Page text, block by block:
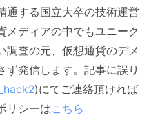
通する国立大卒の技術運営
メディアの中でもユニーク
調査の元、仮想通貨のデメ
ず発信します。記事に誤り
)にてご連絡頂ければ
リシーはこちら